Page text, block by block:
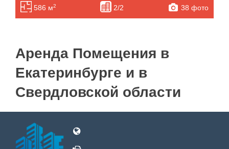
586 м2 2/2 38 фото
Аренда Помещения в
Екатеринбурге и в
Свердловской области